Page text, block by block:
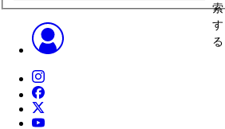
索
す
る